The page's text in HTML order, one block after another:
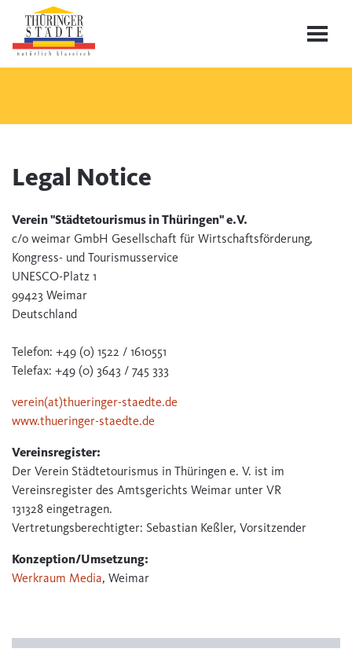
Legal Notice
Verein "Städtetourismus in Thüringen" e.V.
c/o weimar GmbH Gesellschaft für Wirtschaftsförderung,
Kongress- und Tourismusservice
UNESCO-Platz 1
99423 Weimar
Deutschland
Telefon: +49 (0) 1522 / 1610551
Telefax: +49 (0) 3643 / 745 333
verein(at)thueringer-staedte.de
www.thueringer-staedte.de
Vereinsregister:
Der Verein Städtetourismus in Thüringen e. V. ist im
Vereinsregister des Amtsgerichts Weimar unter VR
131328 eingetragen.
Vertretungsberechtigter: Sebastian Keßler, Vorsitzender
Konzeption/Umsetzung:
Werkraum Media, Weimar